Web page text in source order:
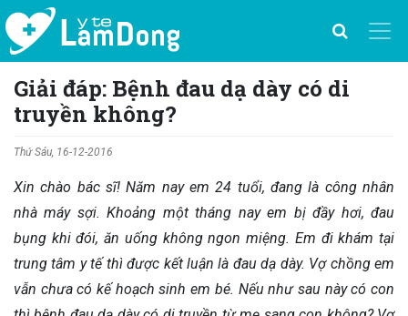
Giải đáp: Bệnh đau dạ dày có di
truyền không?
Thứ Sáu, 16-12-2016
Xin chào bác sĩ! Năm nay em 24 tuổi, đang là công nhân
nhà máy sợi. Khoảng một tháng nay em bị đầy hơi, đau
bụng khi đói, ăn uống không ngon miệng. Em đi khám tại
trung tâm y tế thì được kết luận là đau dạ dày. Vợ chồng em
vẫn chưa có kế hoạch sinh em bé. Nếu như sau này có con